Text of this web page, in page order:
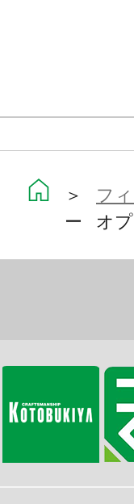
9．タッチセ
10．ハンド
※画像は試
＞ フ
ー オプ